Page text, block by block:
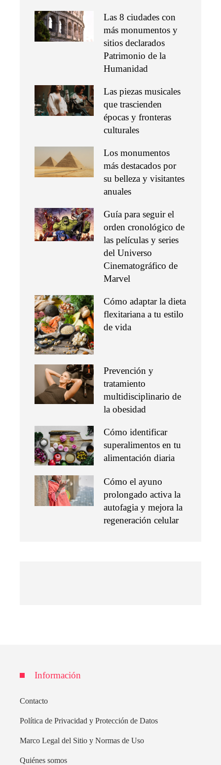
Las 8 ciudades con
más monumentos y
sitios declarados
Patrimonio de la
Humanidad
Las piezas musicales
que trascienden
épocas y fronteras
culturales
Los monumentos
más destacados por
su belleza y visitantes
anuales
Guía para seguir el
orden cronológico de
las películas y series
del Universo
Cinematográfico de
Marvel
Cómo adaptar la dieta
flexitariana a tu estilo
de vida
Prevención y
tratamiento
multidisciplinario de
la obesidad
Cómo identificar
superalimentos en tu
alimentación diaria
Cómo el ayuno
prolongado activa la
autofagia y mejora la
regeneración celular
Información
Contacto
Política de Privacidad y Protección de Datos
Marco Legal del Sitio y Normas de Uso
Quiénes somos